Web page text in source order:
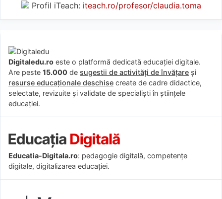
Profil iTeach: iteach.ro/profesor/claudia.toma
Digitaledu.ro este o platformă dedicată educației digitale.
Are peste 15.000 de sugestii de activități de învățare și
resurse educaționale deschise create de cadre didactice,
selectate, revizuite și validate de specialiști în științele
educației.
Educatia-Digitala.ro: pedagogie digitală, competențe
digitale, digitalizarea educației.